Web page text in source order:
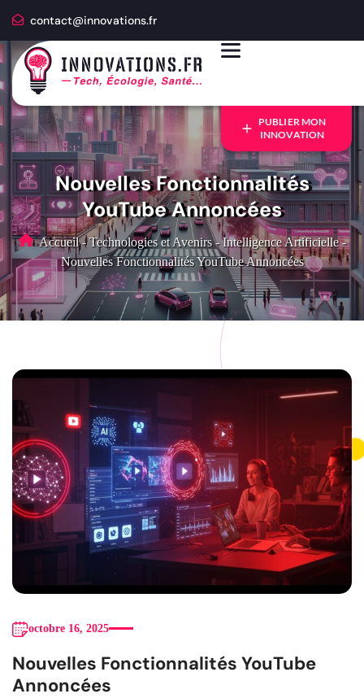
contact@innovations.fr
PUBLIER MON
INNOVATION
Nouvelles Fonctionnalités
YouTube Annoncées
Accueil - Technologies et Avenirs - Intelligence Artificielle -
Nouvelles Fonctionnalités YouTube Annoncées
octobre 16, 2025
Nouvelles Fonctionnalités YouTube
Annoncées